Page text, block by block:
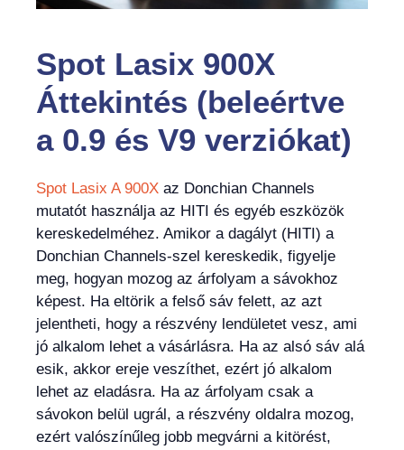
Spot Lasix 900X
Áttekintés (beleértve
a 0.9 és V9 verziókat)
Spot Lasix A 900X az Donchian Channels
mutatót használja az HITI és egyéb eszközök
kereskedelméhez. Amikor a dagályt (HITI) a
Donchian Channels-szel kereskedik, figyelje
meg, hogyan mozog az árfolyam a sávokhoz
képest. Ha eltörik a felső sáv felett, az azt
jelentheti, hogy a részvény lendületet vesz, ami
jó alkalom lehet a vásárlásra. Ha az alsó sáv alá
esik, akkor ereje veszíthet, ezért jó alkalom
lehet az eladásra. Ha az árfolyam csak a
sávokon belül ugrál, a részvény oldalra mozog,
ezért valószínűleg jobb megvárni a kitörést,